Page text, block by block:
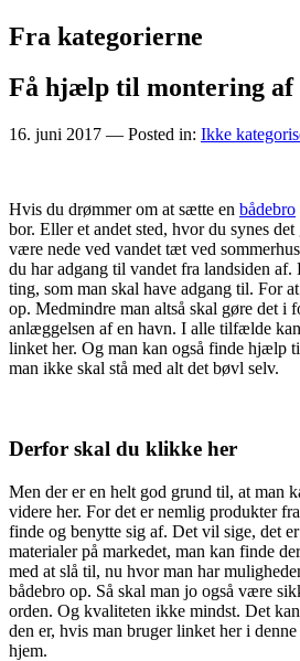
Fra kategorierne
Få hjælp til montering af
16. juni 2017 — Posted in: Ikke
Hvis du drømmer om at sætte en bådebro
bor. Eller et andet sted, hvor du synes
være nede ved vandet tæt ved
du har adgang til vandet fra landsiden af.
ting, som man skal have adgang til. For
op. Medmindre man altså skal gøre det i
anlæggelsen af en havn. I alle tilfælde
linket her. Og man kan også finde hjælp
man ikke skal stå med alt det bøvl selv.
Derfor skal du klikke her
Men der er en helt god grund til, at man
videre her. For det er nemlig produkter
finde og benytte sig af. Det vil sige, det
materialer på markedet, man kan finde
med at slå til, nu hvor man har
bådebro op. Så skal man jo også være
orden. Og kvaliteten ikke mindst. Det
den er, hvis man bruger linket her i
hjem.